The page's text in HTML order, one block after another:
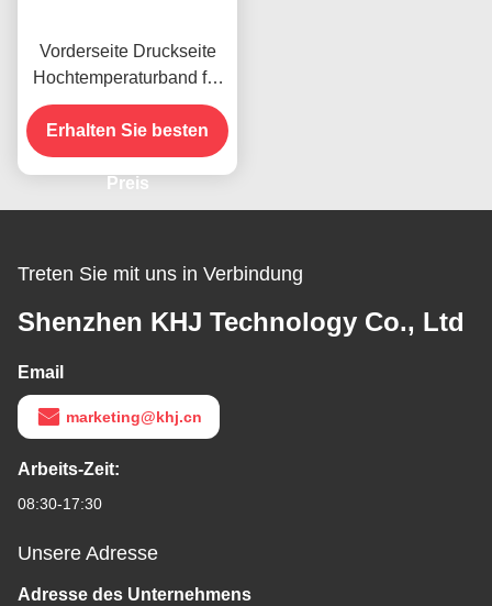
Vorderseite Druckseite
Hochtemperaturband für
das vorhandene Produkt
Erhalten Sie besten
Preis
Treten Sie mit uns in Verbindung
Shenzhen KHJ Technology Co., Ltd
Email
marketing@khj.cn
Arbeits-Zeit:
08:30-17:30
Unsere Adresse
Adresse des Unternehmens